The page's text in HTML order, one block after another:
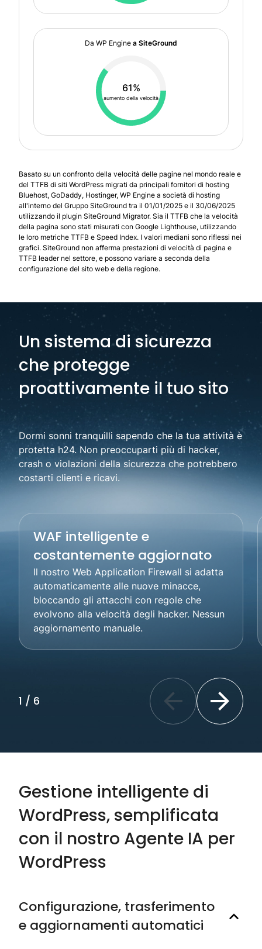
Da WP Engine a SiteGround
61%
aumento della velocità
Basato su un confronto della velocità delle pagine nel mondo reale e
del TTFB di siti WordPress migrati da principali fornitori di hosting
Bluehost, GoDaddy, Hostinger, WP Engine a società di hosting
all'interno del Gruppo SiteGround tra il 01/01/2025 e il 30/06/2025
utilizzando il plugin SiteGround Migrator. Sia il TTFB che la velocità
della pagina sono stati misurati con Google Lighthouse, utilizzando
le loro metriche TTFB e Speed Index. I valori mediani sono riflessi nei
grafici. SiteGround non afferma prestazioni di velocità di pagina e
TTFB leader nel settore, e possono variare a seconda della
configurazione del sito web e della regione.
Un sistema di sicurezza
che protegge
proattivamente il tuo sito
Dormi sonni tranquilli sapendo che la tua attività è
protetta h24. Non preoccuparti più di hacker,
crash o violazioni della sicurezza che potrebbero
costarti clienti e ricavi.
WAF intelligente e
costantemente aggiornato
Il nostro Web Application Firewall si adatta
automaticamente alle nuove minacce,
bloccando gli attacchi con regole che
evolvono alla velocità degli hacker. Nessun
aggiornamento manuale.
1 / 6 Previous slide Next slide
Gestione intelligente di
WordPress, semplificata
con il nostro Agente IA per
WordPress
Configurazione, trasferimento
e aggiornamenti automatici